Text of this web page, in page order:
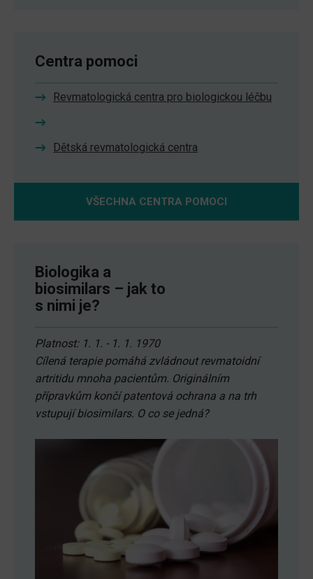
Centra pomoci
Revmatologická centra pro biologickou léčbu
Dětská revmatologická centra
VŠECHNA CENTRA POMOCI
Biologika a
biosimilars – jak to
s nimi je?
Platnost: 1. 1. - 1. 1. 1970
Cílená terapie pomáhá zvládnout revmatoidní
artritidu mnoha pacientům. Originálním
přípravkům končí patentová ochrana a na trh
vstupují biosimilars. O co se jedná?